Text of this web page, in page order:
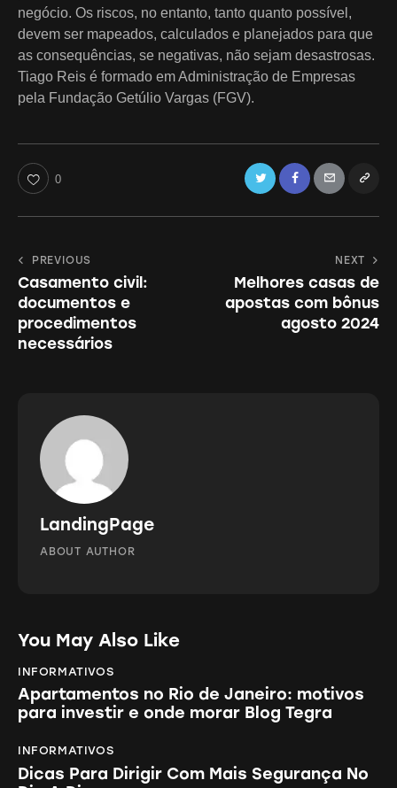
negócio. Os riscos, no entanto, tanto quanto possível,
devem ser mapeados, calculados e planejados para que
as consequências, se negativas, não sejam desastrosas.
Tiago Reis é formado em Administração de Empresas
pela Fundação Getúlio Vargas (FGV).
0 Twitter FacebookEmail Copy
Navegação
de
Post
PREVIOUS
Casamento civil:
documentos e
procedimentos
necessários
NEXT
Melhores casas de
apostas com bônus
agosto 2024
LandingPage
ABOUT AUTHOR
You May Also Like
INFORMATIVOS
Apartamentos no Rio de Janeiro: motivos
para investir e onde morar Blog Tegra
INFORMATIVOS
Dicas Para Dirigir Com Mais Segurança No